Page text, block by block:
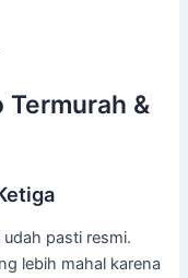
Termurah &
pasti resmi.
lebih mahal karena